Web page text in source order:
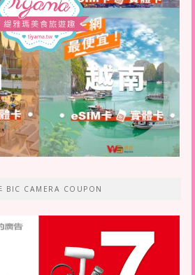
BIC CAMERA COUPON